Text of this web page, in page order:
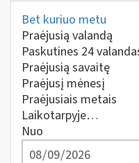
Bet kuriuo metu
Praėjusią valandą
Paskutines 24
Praėjusią savaitę
Praėjusį mėnesį
Praėjusiais metais
Laikotarpyje…
Nuo